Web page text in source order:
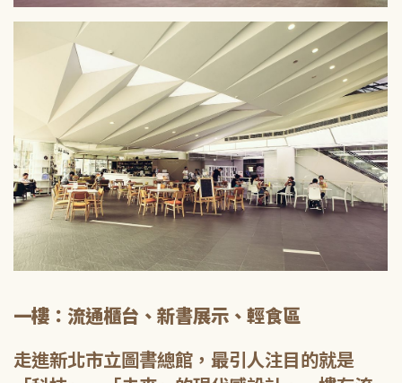
一樓：流通櫃台、新書展示、輕食區
走進新北市立圖書總館，最引人注目的就是